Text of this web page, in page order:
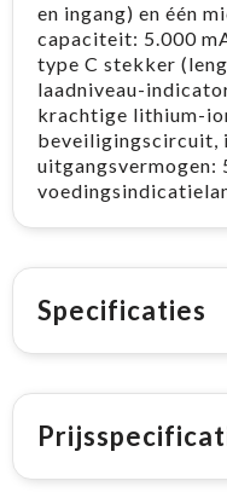
en ingang) en één
capaciteit: 5.000
type C stekker
laadniveau-
krachtige lithium-
beveiligingscircuit,
uitgangsvermogen:
Specificaties